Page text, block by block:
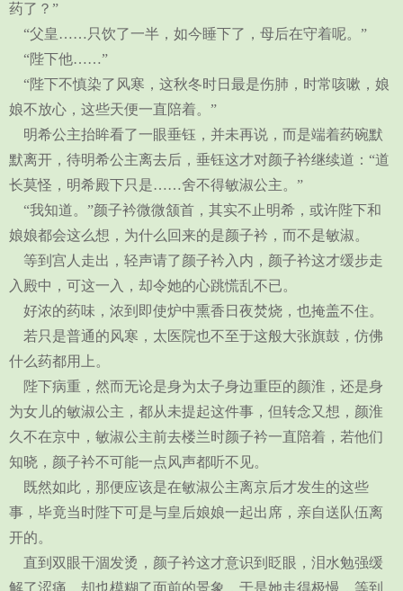
药了？”
“父皇……只饮了一半，如今睡下了，母后在守着呢。”
“陛下他……”
“陛下不慎染了风寒，这秋冬时日最是伤肺，时常咳嗽，娘
娘不放心，这些天便一直陪着。”
明希公主抬眸看了一眼垂钰，并未再说，而是端着药碗默
默离开，待明希公主离去后，垂钰这才对颜子衿继续道：“道
长莫怪，明希殿下只是……舍不得敏淑公主。”
“我知道。”颜子衿微微颔首，其实不止明希，或许陛下和
娘娘都会这么想，为什么回来的是颜子衿，而不是敏淑。
等到宫人走出，轻声请了颜子衿入内，颜子衿这才缓步走
入殿中，可这一入，却令她的心跳慌乱不已。
好浓的药味，浓到即使炉中熏香日夜焚烧，也掩盖不住。
若只是普通的风寒，太医院也不至于这般大张旗鼓，仿佛
什么药都用上。
陛下病重，然而无论是身为太子身边重臣的颜淮，还是身
为女儿的敏淑公主，都从未提起这件事，但转念又想，颜淮
久不在京中，敏淑公主前去楼兰时颜子衿一直陪着，若他们
知晓，颜子衿不可能一点风声都听不见。
既然如此，那便应该是在敏淑公主离京后才发生的这些
事，毕竟当时陛下可是与皇后娘娘一起出席，亲自送队伍离
开的。
直到双眼干涸发烫，颜子衿这才意识到眨眼，泪水勉强缓
解了涩痛，却也模糊了面前的景象，于是她走得极慢，等到